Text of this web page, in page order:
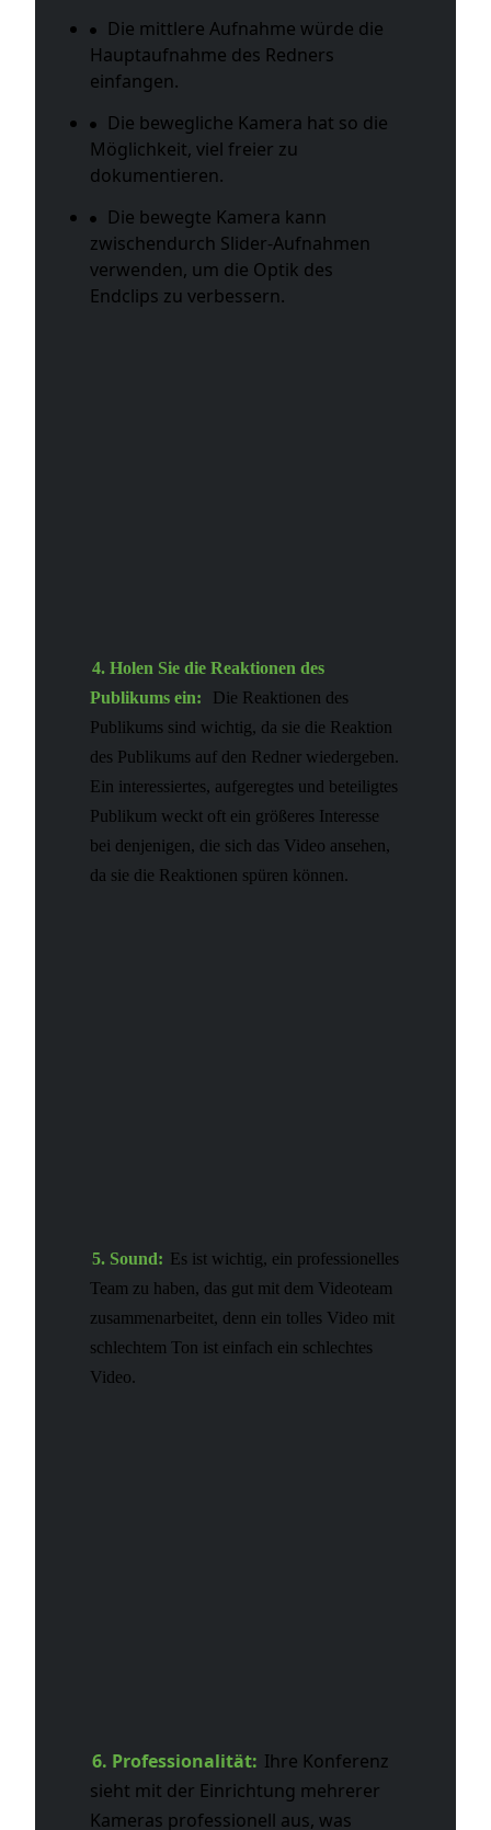
Die mittlere Aufnahme würde die
Hauptaufnahme des Redners
einfangen.
Die bewegliche Kamera hat so die
Möglichkeit, viel freier zu
dokumentieren.
Die bewegte Kamera kann
zwischendurch Slider-Aufnahmen
verwenden, um die Optik des
Endclips zu verbessern.
4. Holen Sie die Reaktionen des
Publikums ein:
Die Reaktionen des
Publikums sind wichtig, da sie die Reaktion
des Publikums auf den Redner wiedergeben.
Ein interessiertes, aufgeregtes und beteiligtes
Publikum weckt oft ein größeres Interesse
bei denjenigen, die sich das Video ansehen,
da sie die Reaktionen spüren können.
5. Sound:
Es ist wichtig, ein professionelles
Team zu haben, das gut mit dem Videoteam
zusammenarbeitet, denn ein tolles Video mit
schlechtem Ton ist einfach ein schlechtes
Video.
6. Professionalität: Ihre Konferenz
sieht mit der Einrichtung mehrerer
Kameras professionell aus, was